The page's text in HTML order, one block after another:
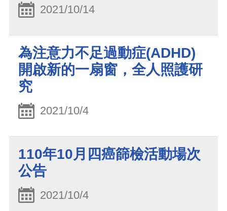
2021/10/14
為注意力不足過動症(ADHD)
開啟新的一扇窗，全人照護研
究
2021/10/4
110年10月四癌篩檢活動場次
公告
2021/10/4